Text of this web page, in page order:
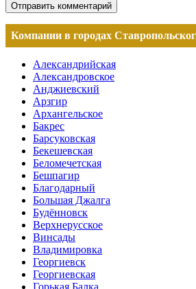
Компании в городах
Александрийская
Александровское
Анджиевский
Арзгир
Архангельское
Бакрес
Барсуковская
Бекешевская
Беломечетская
Бешпагир
Благодарный
Большая Джалга
Будённовск
Верхнерусское
Винсады
Владимировка
Георгиевск
Георгиевская